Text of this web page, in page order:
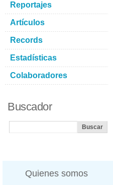
Reportajes
Artículos
Records
Estadísticas
Colaboradores
Buscador
Quienes somos